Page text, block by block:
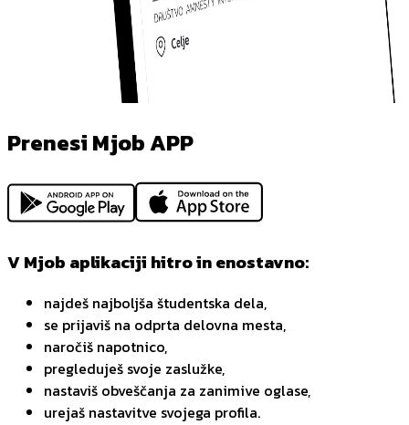
Prenesi Mjob APP
V Mjob aplikaciji hitro in enostavno:
najdeš najboljša študentska dela,
se prijaviš na odprta delovna mesta,
naročiš napotnico,
pregleduješ svoje zaslužke,
nastaviš obveščanja za zanimive oglase,
urejaš nastavitve svojega profila.